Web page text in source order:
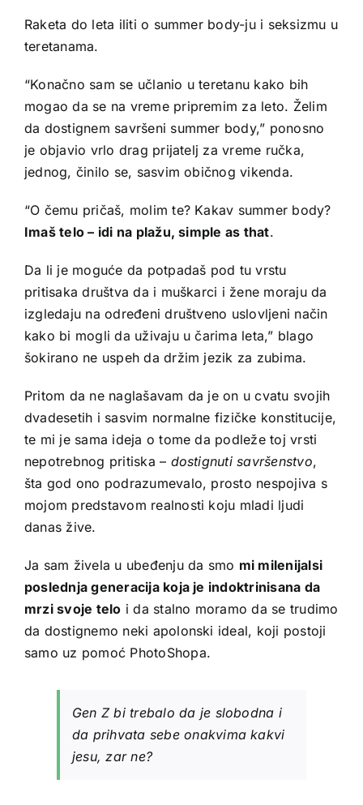
Raketa do leta iliti o summer body-ju i seksizmu u
teretanama.
“Konačno sam se učlanio u teretanu kako bih
mogao da se na vreme pripremim za leto. Želim
da dostignem savršeni summer body,” ponosno
je objavio vrlo drag prijatelj za vreme ručka,
jednog, činilo se, sasvim običnog vikenda.
“O čemu pričaš, molim te? Kakav summer body?
Imaš telo – idi na plažu, simple as that.
Da li je moguće da potpadaš pod tu vrstu
pritisaka društva da i muškarci i žene moraju da
izgledaju na određeni društveno uslovljeni način
kako bi mogli da uživaju u čarima leta,” blago
šokirano ne uspeh da držim jezik za zubima.
Pritom da ne naglašavam da je on u cvatu svojih
dvadesetih i sasvim normalne fizičke konstitucije,
te mi je sama ideja o tome da podleže toj vrsti
nepotrebnog pritiska – dostignuti savršenstvo,
šta god ono podrazumevalo, prosto nespojiva s
mojom predstavom realnosti koju mladi ljudi
danas žive.
Ja sam živela u ubeđenju da smo mi milenijalsi
poslednja generacija koja je indoktrinisana da
mrzi svoje telo i da stalno moramo da se trudimo
da dostignemo neki apolonski ideal, koji postoji
samo uz pomoć PhotoShopa.
Gen Z bi trebalo da je slobodna i
da prihvata sebe onakvima kakvi
jesu, zar ne?